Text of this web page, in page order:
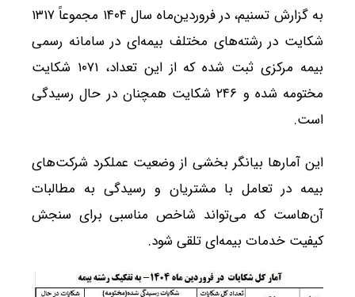
به گزارش تسنیم، در فروردین‌ماه سال ۱۴۰۴ مجموعاً ۱۳۱۷
شکایت در رشته‌های مختلف بیمه‌ای در سامانه رسمی
بیمه مرکزی ثبت شده که از این تعداد، ۱۰۷۱ شکایت
مختومه شده و ۲۴۶ شکایت همچنان در حال رسیدگی
است.
این آمارها بیانگر بخشی از وضعیت عملکرد شرکت‌های
بیمه در تعامل با مشتریان و رسیدگی به مطالبات
آن‌هاست که می‌تواند شاخص مناسبی برای سنجش
کیفیت خدمات بیمه‌ای تلقی شود.